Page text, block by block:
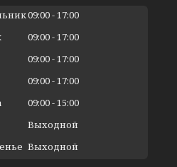
09:00 17:00
09:00 17:00
09:00 17:00
09:00 17:00
09:00 15:00
Выходной
Выходной